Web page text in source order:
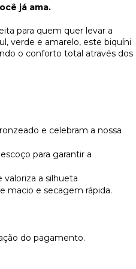
já ama.
para quem quer levar a
verde e amarelo, este biquíni
o conforto total através dos
e celebram a nossa
para garantir a
a silhueta
macio e secagem rápida.
do pagamento.